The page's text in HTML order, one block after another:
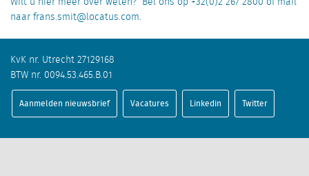
naar frans.smit@locatus.com.
KvK nr. Utrecht 27129168
BTW nr. 0094.53.465.B.01
Aanmelden nieuwsbrief Vacatures Linkedin Twitter